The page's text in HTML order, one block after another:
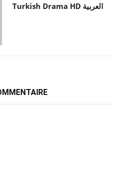
Turkish Drama HD العربية